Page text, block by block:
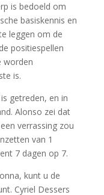
is bedoeld om
basiskennis en
leggen om de
positiespellen
worden
is.
getreden, en in
Alonso zei dat
verrassing zou
van 1
7 dagen op 7.
kunt u de
Cyriel Dessers